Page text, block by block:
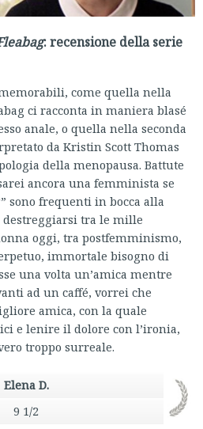
: recensione della serie
come quella nella
ci racconta in maniera blasé
anale, o quella nella seconda
da Kristin Scott Thomas
della menopausa. Battute
ancora una femminista se
sono frequenti in bocca alla
destreggiarsi tra le mille
oggi, tra postfemminismo,
immortale bisogno di
una volta un’amica mentre
ad un caffé, vorrei che
amica, con la quale
e lenire il dolore con l’ironia,
troppo surreale.
Elena D.
9 1/2